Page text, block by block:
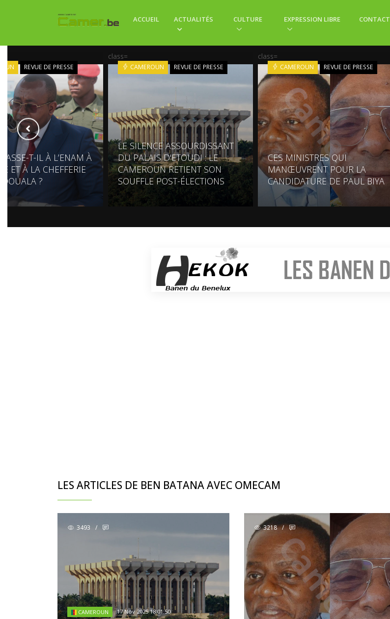
ACCUEIL ACTUALITÉS CULTURE EXPRESSION LIBRE CONTACT
REVUE DE PRESSE
T-IL À L’ENAM À
ET À LA CHEFFERIE
?
class=
CAMEROUN REVUE DE PRESSE
LE SILENCE ASSOURDISSANT
DU PALAIS D'ETOUDI : LE
CAMEROUN RETIENT SON
SOUFFLE POST-ÉLECTIONS
class=
CAMEROUN REVUE DE PRESSE
CES MINISTRES QUI
MANŒUVRENT POUR LA
CANDIDATURE DE PAUL BIYA
LES ARTICLES DE BEN BATANA AVEC OMECAM
3493 /
CAMEROUN 17 Nov 2025 18:01:50
3218 /